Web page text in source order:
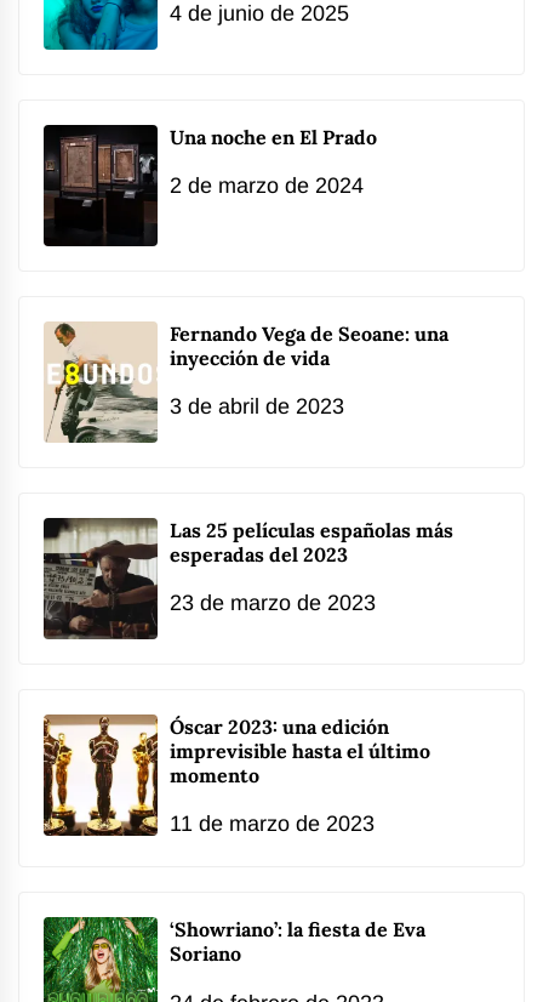
4 de junio de 2025
Una noche en El Prado
2 de marzo de 2024
Fernando Vega de Seoane: una
inyección de vida
3 de abril de 2023
Las 25 películas españolas más
esperadas del 2023
23 de marzo de 2023
Óscar 2023: una edición
imprevisible hasta el último
momento
11 de marzo de 2023
‘Showriano’: la fiesta de Eva
Soriano